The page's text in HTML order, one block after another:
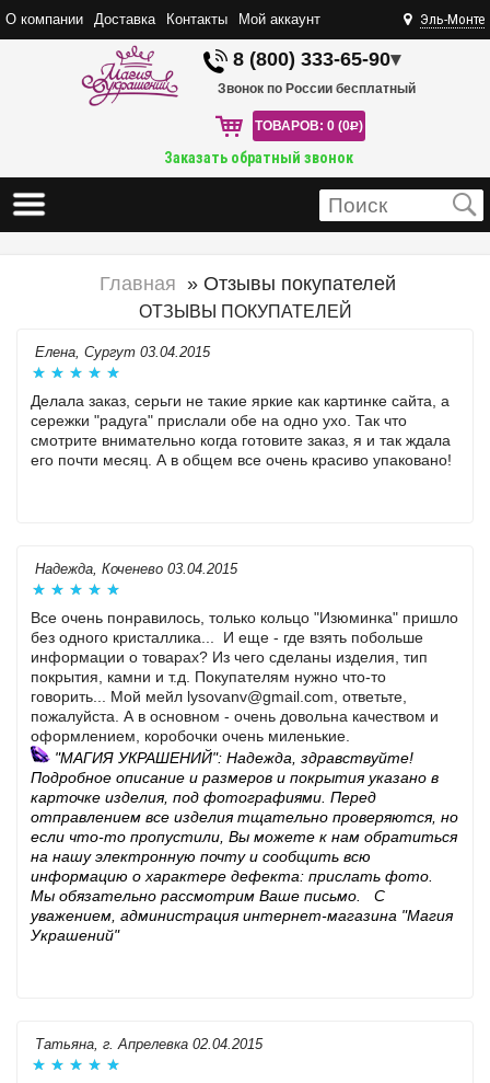
О компании Доставка Контакты Мой аккаунт Эль-Монте
8 (800) 333-65-90▾
Звонок по России бесплатный
ТОВАРОВ: 0 (0R)
Заказать обратный звонок
Главная » Отзывы покупателей
ОТЗЫВЫ ПОКУПАТЕЛЕЙ
Елена, Сургут 03.04.2015
Делала заказ, серьги не такие яркие как картинке сайта, а
сережки "радуга" прислали обе на одно ухо. Так что
смотрите внимательно когда готовите заказ, я и так ждала
его почти месяц. А в общем все очень красиво упаковано!
Надежда, Коченево 03.04.2015
Все очень понравилось, только кольцо "Изюминка" пришло
без одного кристаллика... И еще - где взять побольше
информации о товарах? Из чего сделаны изделия, тип
покрытия, камни и т.д. Покупателям нужно что-то
говорить... Мой мейл lysovanv@gmail.com, ответьте,
пожалуйста. А в основном - очень довольна качеством и
оформлением, коробочки очень миленькие.
"МАГИЯ УКРАШЕНИЙ": Надежда, здравствуйте!
Подробное описание и размеров и покрытия указано в
карточке изделия, под фотографиями. Перед
отправлением все изделия тщательно проверяются, но
если что-то пропустили, Вы можете к нам обратиться
на нашу электронную почту и сообщить всю
информацию о характере дефекта: прислать фото.
Мы обязательно рассмотрим Ваше письмо. С
уважением, администрация интернет-магазина "Магия
Украшений"
Татьяна, г. Апрелевка 02.04.2015